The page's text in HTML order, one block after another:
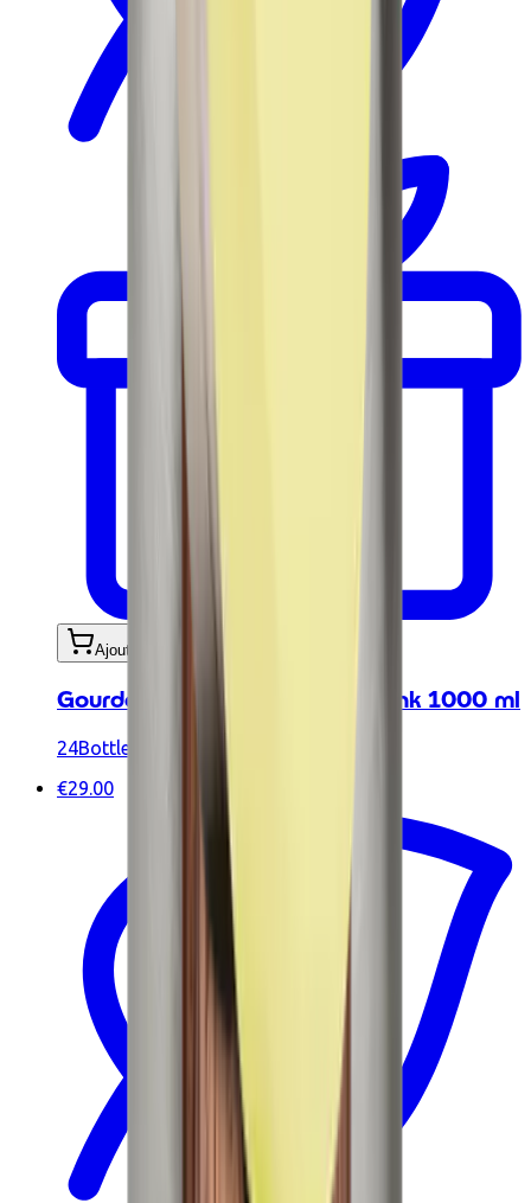
Ajouter au panier
Gourde - Urban Bottle Dusty Pink 1000 ml
24Bottles
€29.00